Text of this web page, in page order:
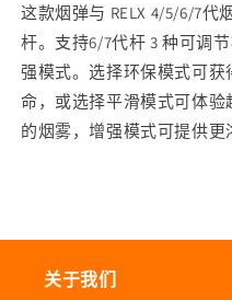
的
数
量
的
数
量
这款烟弹与 RELX 4/5/6/7代
杆。支持6/7代杆 3 种可调
强模式。选择环保模式可
命，或选择平滑模式可体
的烟雾，增强模式可提供更
关于我们